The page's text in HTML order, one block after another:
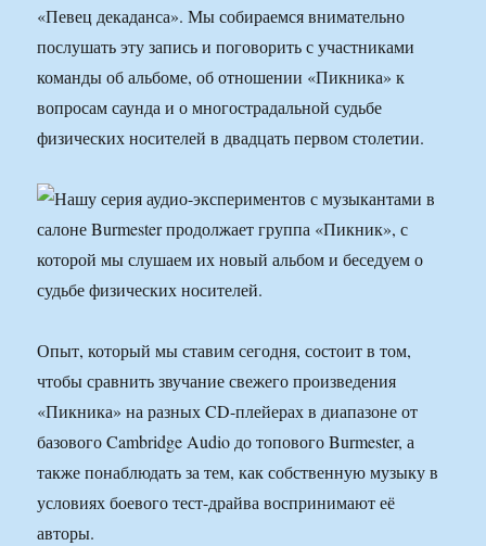
«Певец декаданса». Мы собираемся внимательно
послушать эту запись и поговорить с участниками
команды об альбоме, об отношении «Пикника» к
вопросам саунда и о многострадальной судьбе
физических носителей в двадцать первом столетии.
Опыт, который мы ставим сегодня, состоит в том,
чтобы сравнить звучание свежего произведения
«Пикника» на разных CD-плейерах в диапазоне от
базового Cambridge Audio до топового Burmester, а
также понаблюдать за тем, как собственную музыку в
условиях боевого тест-драйва воспринимают её
авторы.